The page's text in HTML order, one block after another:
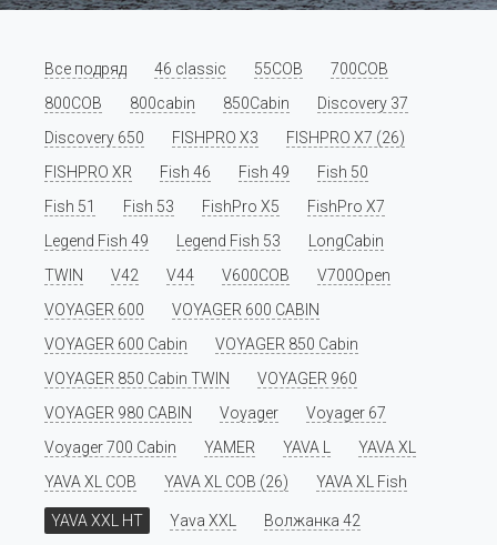
Все подряд 46 classic 55COB
700COB
800COB
800cabin 850Cabin
Discovery 37
Discovery 650
FISHPRO X3
FISHPRO X7 (26)
FISHPRO XR
Fish 46 Fish 49
Fish 50
Fish 51
Fish 53 FishPro X5
FishPro X7
Legend Fish 49
Legend Fish 53
LongCabin
TWIN
V42 V44 V600COB
V700Open
VOYAGER 600
VOYAGER 600 CABIN
VOYAGER 600 Cabin
VOYAGER 850 Cabin
VOYAGER 850 Cabin TWIN
VOYAGER 960
VOYAGER 980 CABIN
Voyager
Voyager 67
Voyager 700 Cabin
YAMER YAVA L
YAVA XL
YAVA XL COB
YAVA XL COB (26) YAVA XL Fish
YAVA XXL HT Yava XXL Волжанка 42